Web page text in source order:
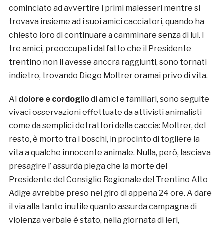
cominciato ad avvertire i primi malesseri mentre si
trovava insieme ad i suoi amici cacciatori, quando ha
chiesto loro di continuare a camminare senza di lui. I
tre amici, preoccupati dal fatto che il Presidente
trentino non li avesse ancora raggiunti, sono tornati
indietro, trovando Diego Moltrer oramai privo di vita.
Al dolore e cordogliodi amici e familiari, sono seguite
vivaci osservazioni effettuate da attivisti animalisti
come da semplici detrattori della caccia: Moltrer, del
resto, è morto tra i boschi, in procinto di togliere la
vita a qualche innocente animale. Nulla, però, lasciava
presagire l’ assurda piega che la morte del
Presidente del Consiglio Regionale del Trentino Alto
Adige avrebbe preso nel giro di appena 24 ore. A dare
il via alla tanto inutile quanto assurda campagna di
violenza verbale è stato, nella giornata di ieri,